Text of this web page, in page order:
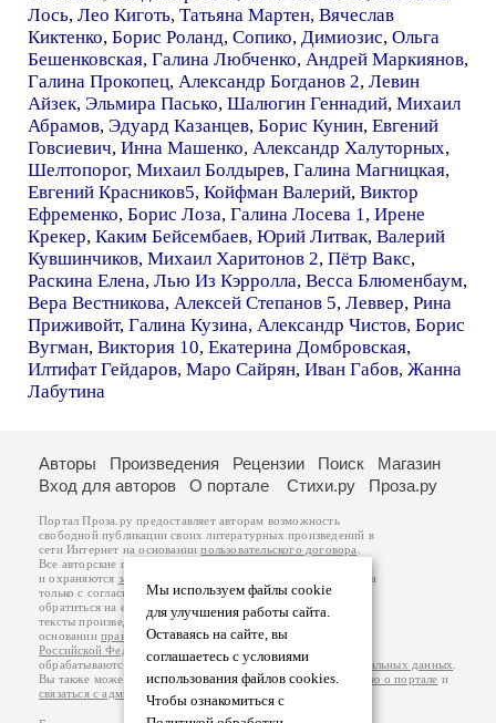
Лось, Лео Киготь, Татьяна Мартен, Вячеслав
Киктенко, Борис Роланд, Сопико, Димиозис, Ольга
Бешенковская, Галина Любченко, Андрей Маркиянов,
Галина Прокопец, Александр Богданов 2, Левин
Айзек, Эльмира Пасько, Шалюгин Геннадий, Михаил
Абрамов, Эдуард Казанцев, Борис Кунин, Евгений
Говсиевич, Инна Машенко, Александр Халуторных,
Шелтопорог, Михаил Болдырев, Галина Магницкая,
Евгений Красников5, Койфман Валерий, Виктор
Ефременко, Борис Лоза, Галина Лосева 1, Ирене
Крекер, Каким Бейсембаев, Юрий Литвак, Валерий
Кувшинчиков, Михаил Харитонов 2, Пётр Вакс,
Раскина Елена, Лью Из Кэрролла, Весса Блюменбаум,
Вера Вестникова, Алексей Степанов 5, Леввер, Рина
Приживойт, Галина Кузина, Александр Чистов, Борис
Вугман, Виктория 10, Екатерина Домбровская,
Илтифат Гейдаров, Маро Сайрян, Иван Габов, Жанна
Лабутина
Мы используем файлы cookie
для улучшения работы сайта.
Оставаясь на сайте, вы
соглашаетесь с условиями
использования файлов cookies.
Чтобы ознакомиться с
Авторы Произведения Рецензии Поиск
Магазин
Вход для авторов
О портале Стихи.ру Проза.ру
Портал Проза.ру предоставляет авторам возможность
свободной публикации своих литературных произведений в
сети Интернет на основаниипользовательского договора
Все авторские права на произведения принадлежат авторам
и охраняются законом
. Перепечатка произведений возможна
только с согласия его автора, к которому вы можете
обратиться на его авторской странице. Ответственность за
тексты произведений авторы несут самостоятельно на
основанииправил публикацииизаконодательства
Российской Федерации
обрабатываются на основанииПолитики обработки персональных данных
Вы также можете посмотреть более подробнуюинформацию о портале и
связаться с администрацией